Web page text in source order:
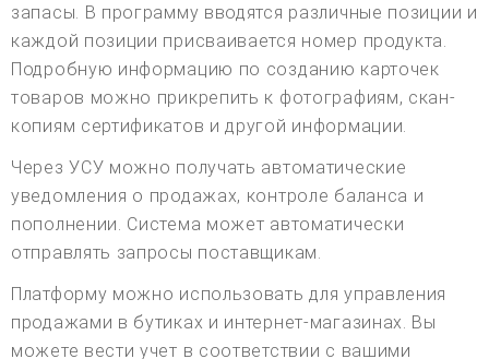
запасы. В программу вводятся различные позиции и
каждой позиции присваивается номер продукта.
Подробную информацию по созданию карточек
товаров можно прикрепить к фотографиям, скан-
копиям сертификатов и другой информации.
Через УСУ можно получать автоматические
уведомления о продажах, контроле баланса и
пополнении. Система может автоматически
отправлять запросы поставщикам.
Платформу можно использовать для управления
продажами в бутиках и интернет-магазинах. Вы
можете вести учет в соответствии с вашими